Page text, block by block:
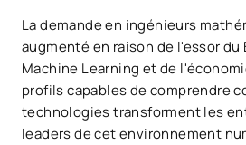
La demande en ingénieurs
augmenté en raison de l'essor du
Machine Learning et de
profils capables de comprendre
technologies transforment les
leaders de cet environnement